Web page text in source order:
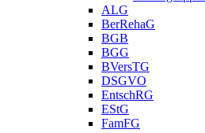
ALG
BerRehaG
BGB
BGG
BVersTG
DSGVO
EntschRG
EStG
FamFG